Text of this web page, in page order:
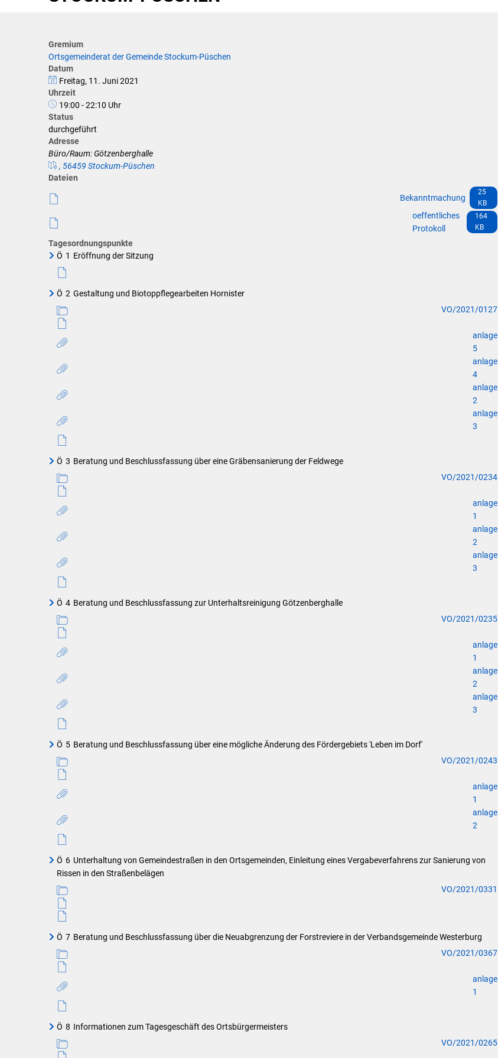
Klimaschutz
Feuerwehr
Allgemeine Informationen
Gremium
Ortsgemeinderat der Gemeinde Stockum-Püschen
Datum
Freitag, 11. Juni 2021
Uhrzeit
19:00 - 22:10 Uhr
Status
durchgeführt
Adresse
Büro/Raum: Götzenberghalle
, 56459 Stockum-Püschen
Dateien
Bekanntmachung
25
KB
oeffentliches
Protokoll
164
KB
Tagesordnungspunkte
Ö 1 Eröffnung der Sitzung
Ö 2 Gestaltung und Biotoppflegearbeiten Hornister
VO/2021/0127
anlage
5
anlage
4
anlage
2
anlage
3
Ö 3 Beratung und Beschlussfassung über eine Gräbensanierung der Feldwege
VO/2021/0234
anlage
1
anlage
2
anlage
3
Ö 4 Beratung und Beschlussfassung zur Unterhaltsreinigung Götzenberghalle
VO/2021/0235
anlage
1
anlage
2
anlage
3
Ö 5 Beratung und Beschlussfassung über eine mögliche Änderung des Fördergebiets 'Leben im Dorf'
VO/2021/0243
anlage
1
anlage
2
Ö 6 Unterhaltung von Gemeindestraßen in den Ortsgemeinden, Einleitung eines Vergabeverfahrens zur Sanierung von
Rissen in den Straßenbelägen
VO/2021/0331
Ö 7 Beratung und Beschlussfassung über die Neuabgrenzung der Forstreviere in der Verbandsgemeinde Westerburg
VO/2021/0367
anlage
1
Ö 8 Informationen zum Tagesgeschäft des Ortsbürgermeisters
VO/2021/0265